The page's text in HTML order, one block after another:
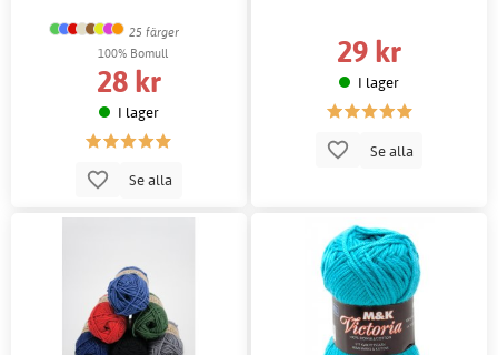
25 färger
100% Bomull
28 kr
I lager
Se alla
29 kr
I lager
Se alla